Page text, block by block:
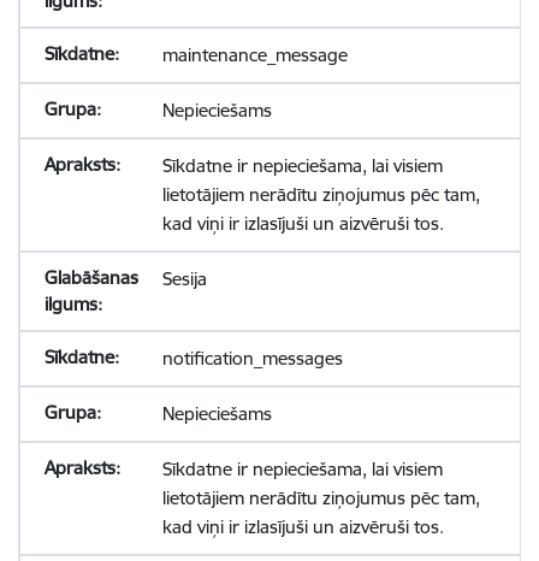
maintenance_message
Nepieciešams
Sīkdatne ir nepieciešama, lai visiem
lietotājiem nerādītu ziņojumus pēc tam,
kad viņi ir izlasījuši un aizvēruši tos.
Sesija
notification_messages
Nepieciešams
Sīkdatne ir nepieciešama, lai visiem
lietotājiem nerādītu ziņojumus pēc tam,
kad viņi ir izlasījuši un aizvēruši tos.